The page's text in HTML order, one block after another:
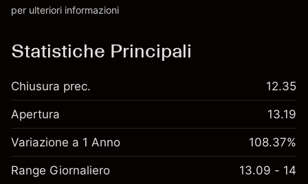
per ulteriori informazioni
Statistiche Principali
Chiusura prec. 12.35
Apertura 13.19
Variazione a 1 Anno 108.37%
Range Giornaliero 13.09 - 14